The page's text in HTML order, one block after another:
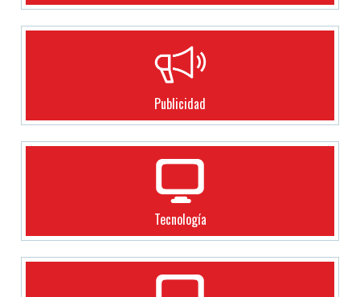
Publicidad
Tecnología